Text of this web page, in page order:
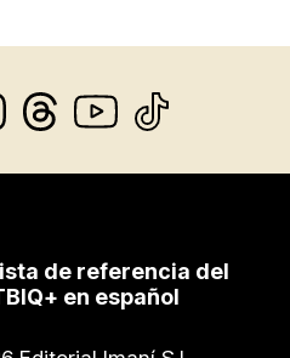
de referencia del
en español